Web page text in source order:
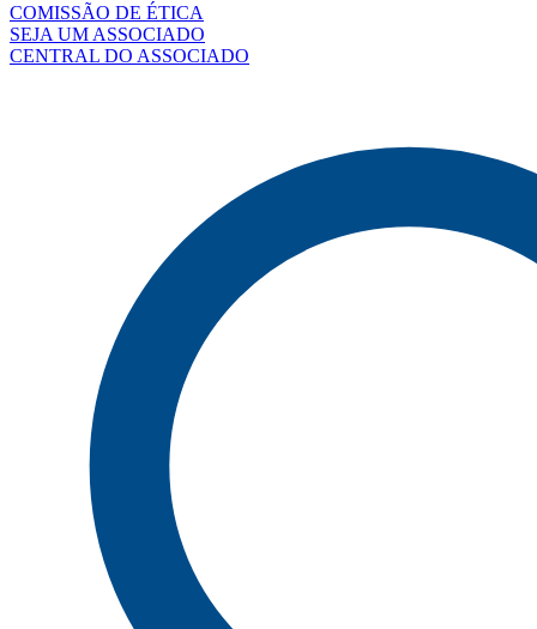
COMISSÃO DE ÉTICA
SEJA UM ASSOCIADO
CENTRAL DO ASSOCIADO